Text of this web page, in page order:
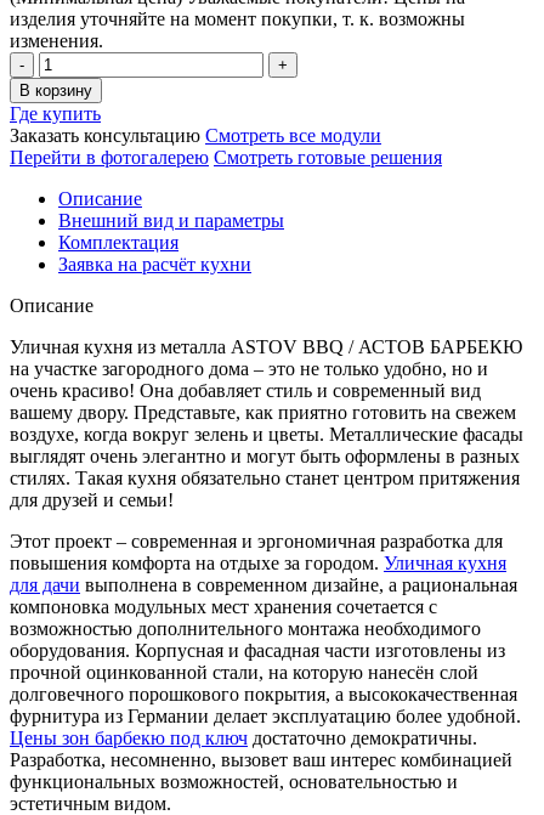
изделия уточняйте на момент покупки, т. к. возможны
изменения.
Кухня
ASTOV
BBQ
/
АСТОВ
БАРБЕКЮ
№
9
(ширина
1820х2920
мм)
Количество
В корзину
Где купить
Заказать консультацию Смотреть все модули
Перейти в фотогалерею Смотреть готовые решения
Описание
Внешний вид и параметры
Комплектация
Заявка на расчёт кухни
Описание
Уличная кухня из металла ASTOV BBQ / АСТОВ БАРБЕКЮ
на участке загородного дома – это не только удобно, но и
очень красиво! Она добавляет стиль и современный вид
вашему двору. Представьте, как приятно готовить на свежем
воздухе, когда вокруг зелень и цветы. Металлические фасады
выглядят очень элегантно и могут быть оформлены в разных
стилях. Такая кухня обязательно станет центром притяжения
для друзей и семьи!
Этот проект – современная и эргономичная разработка для
повышения комфорта на отдыхе за городом. Уличная кухня
для дачи выполнена в современном дизайне, а рациональная
компоновка модульных мест хранения сочетается с
возможностью дополнительного монтажа необходимого
оборудования. Корпусная и фасадная части изготовлены из
прочной оцинкованной стали, на которую нанесён слой
долговечного порошкового покрытия, а высококачественная
фурнитура из Германии делает эксплуатацию более удобной.
Цены зон барбекю под ключ достаточно демократичны.
Разработка, несомненно, вызовет ваш интерес комбинацией
функциональных возможностей, основательностью и
эстетичным видом.